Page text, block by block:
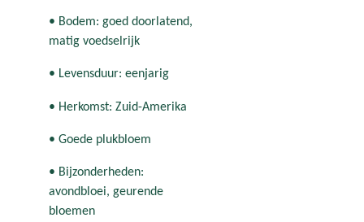
• Bodem: goed doorlatend,
matig voedselrijk
• Levensduur: eenjarig
• Herkomst: Zuid-Amerika
• Goede plukbloem
• Bijzonderheden:
avondbloei, geurende
bloemen